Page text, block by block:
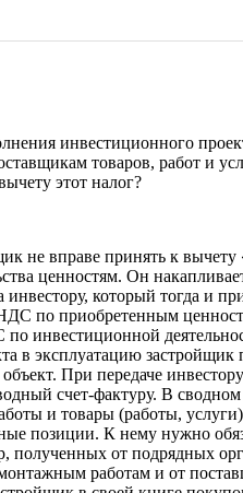
инвестиционного
товаров, работ и
этот налог?
не вправе принять к
ценностям. Он
инвестору, который тогда и
по приобретенным
инвестиционной
в эксплуатацию застройщик
При передаче инвестору
счет-фактуру. В
и товары (работы,
позиции. К нему нужно
полученных от подрядных
работам и от